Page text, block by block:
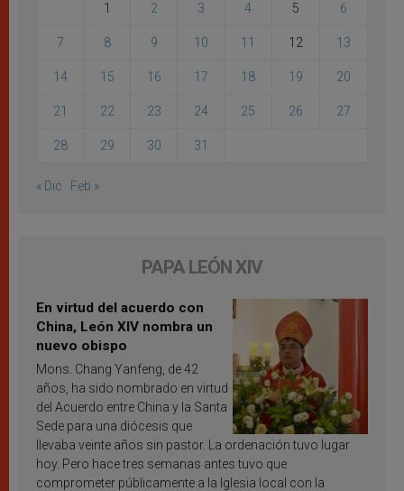
1 2 3 4 5 6
7 8 9 10 11 12 13
14 15 16 17 18 19 20
21 22 23 24 25 26 27
28 29 30 31
« Dic Feb »
PAPA LEÓN XIV
En virtud del acuerdo con
China, León XIV nombra un
nuevo obispo
Mons. Chang Yanfeng, de 42
años, ha sido nombrado en virtud
del Acuerdo entre China y la Santa
Sede para una diócesis que
llevaba veinte años sin pastor. La ordenación tuvo lugar
hoy. Pero hace tres semanas antes tuvo que
comprometer públicamente a la Iglesia local con la